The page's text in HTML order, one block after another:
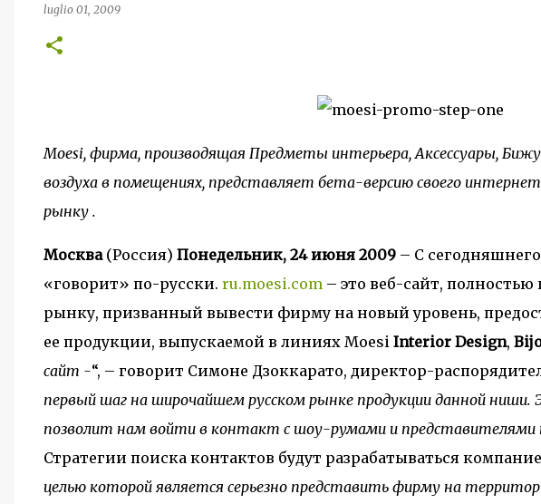
luglio 01, 2009
Moesi, фирма, производящая Предметы интерьера, Аксессуары,
воздуха в помещениях, представляет бета-версию своего
рынку .
Москва(Россия) Понедельник, 24 июня 2009 – С
«говорит» по-русски. ru.moesi.com – это веб-сайт,
рынку, призванный вывести фирму на новый уровень,
ее продукции, выпускаемой в линиях Moesi Interior Design,
сайт -“, – говорит Симоне Дзоккарато, директор-
первый шаг на широчайшем русском рынке продукции данной
позволит нам войти в контакт с шоу-румами и представителями
Стратегии поиска контактов будут разрабатываться
целью которой является серьезно представить фирму на